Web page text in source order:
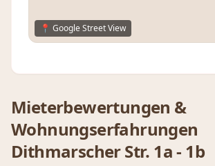
📍 Google Street View
Mieterbewertungen &
Wohnungserfahrungen
Dithmarscher Str. 1a - 1b